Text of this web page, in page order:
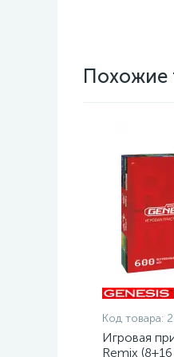
Похожие
Код товара:
Игровая
Remix